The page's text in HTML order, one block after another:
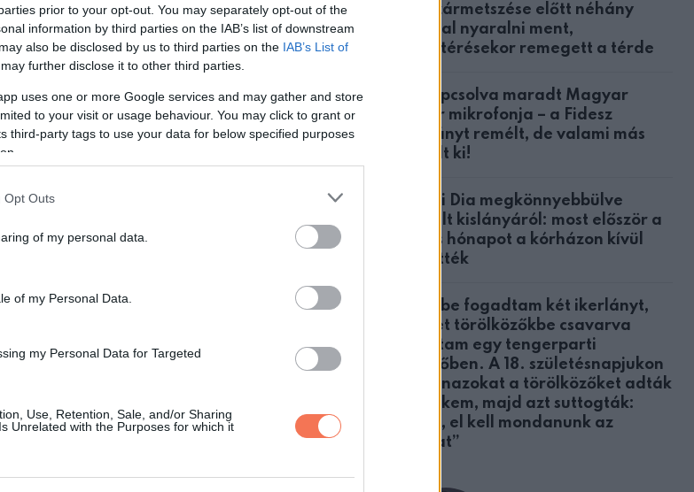
prior to your opt-out. You may separately opt-out of the
information by third parties on the IAB’s list of downstream
also be disclosed by us to third parties on the IAB’s List of
further disclose it to other third parties.
uses one or more Google services and may gather and store
to your visit or usage behaviour. You may click to grant or
third-party tags to use your data for below specified purposes
Opt Outs
of my personal data.
of my Personal Data.
my Personal Data for Targeted
Use, Retention, Sale, and/or Sharing
Unrelated with the Purposes for which it
császármetszése előtt néhány
nappal nyaralni ment,
hazatérésekor remegett a térde
Bekapcsolva maradt Magyar
Péter mikrofonja – a Fidesz
botrányt remélt, de valami más
derült ki!
Nyári Dia megkönnyebbülve
mesélt kislányáról: most először a
teljes hónapot a kórházon kívül
töltötték
Örökbe fogadtam két ikerlányt,
akiket törölközőkbe csavarva
találtam egy tengerparti
öltözőben. A 18. születésnapjukon
ugyanazokat a törölközőket adták
át nekem, majd azt suttogták:
„Apa, el kell mondanunk az
igazat”